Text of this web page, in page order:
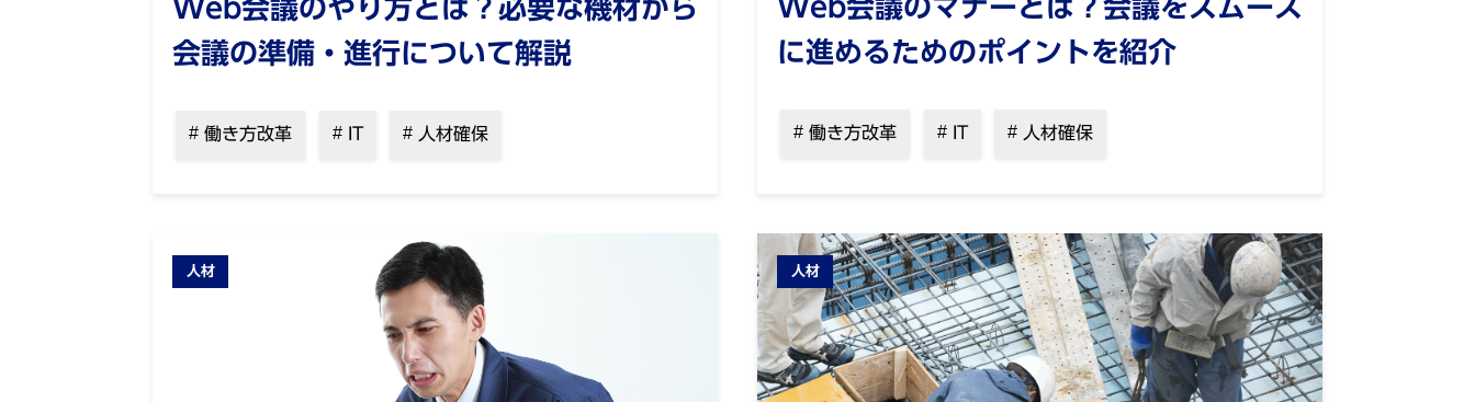
Web会議のやり方とは？必要な機材から
会議の準備・進行について解説
働き方改革 IT 人材確保
Web会議のマナーとは？会議をスムーズ
に進めるためのポイントを紹介
働き方改革 IT 人材確保
人材 人材